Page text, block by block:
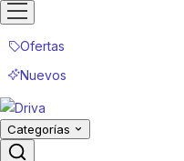
Ofertas
Nuevos
Categorías